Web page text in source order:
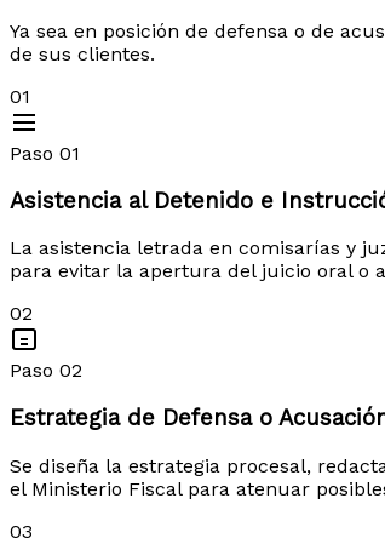
Ya sea en posición de defensa o de
de sus clientes.
01
Paso 01
Asistencia al Detenido e
La asistencia letrada en comisarías y
para evitar la apertura del juicio oral o
02
Paso 02
Estrategia de Defensa o
Se diseña la estrategia procesal,
el Ministerio Fiscal para atenuar
03